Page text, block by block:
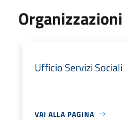
Organizzazioni
Ufficio Servizi Sociali
VAI ALLA PAGINA